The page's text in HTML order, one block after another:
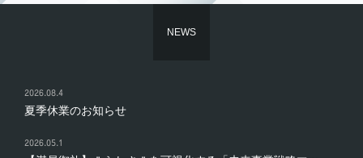
NEWS
2026.08.4
夏季休業のお知らせ
2026.05.1